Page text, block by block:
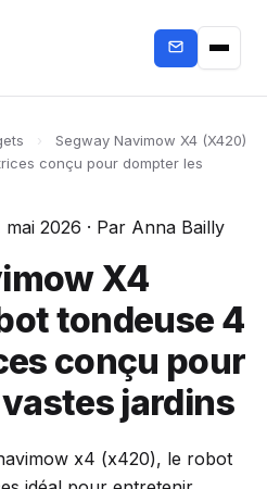
›
Segway Navimow X4 (X420)
conçu pour dompter les
mai 2026 · Par Anna Bailly
X4
tondeuse 4
conçu pour
jardins